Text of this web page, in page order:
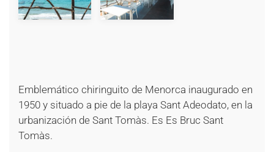
Emblemático chiringuito de Menorca inaugurado en
1950 y situado a pie de la playa Sant Adeodato, en la
urbanización de Sant Tomàs. Es Es Bruc Sant
Tomàs.